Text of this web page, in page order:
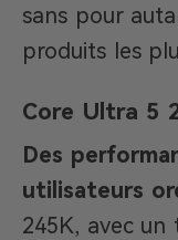
sans pour
produits les
Core Ultra 5
Des
utilisateurs
245K, avec